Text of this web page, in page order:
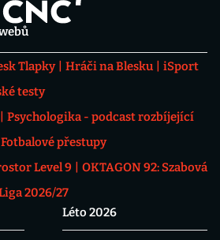
Tlapky Hráči na Blesku
iSport
testy
Psychologika - podcast rozbíjející
Fotbalové přestupy
Level 9
OKTAGON 92: Szabová
2026/27
Léto 2026